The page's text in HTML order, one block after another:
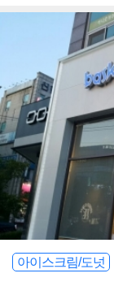
아이스크림/도넛